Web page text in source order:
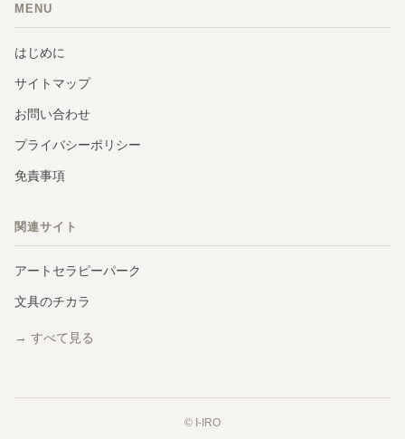
MENU
はじめに
サイトマップ
お問い合わせ
プライバシーポリシー
免責事項
関連サイト
アートセラピーパーク
文具のチカラ
→ すべて見る
© I-IRO